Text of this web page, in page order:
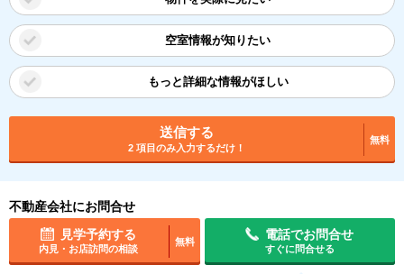
空室情報が知りたい
もっと詳細な情報がほしい
送信する
2 項目のみ入力するだけ！
無料
不動産会社にお問合せ
見学予約する
内見・お店訪問の相談
無料
電話でお問合せ
すぐに問合せる